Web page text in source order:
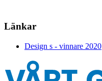
Länkar
Design s - vinnare 2020